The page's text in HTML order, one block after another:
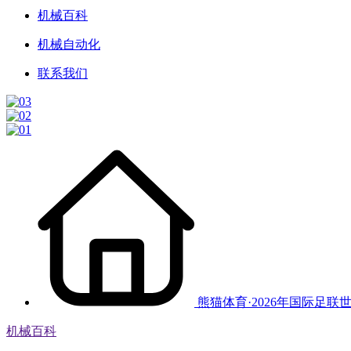
机械百科
机械自动化
联系我们
熊猫体育·2026年国际足联
机械百科